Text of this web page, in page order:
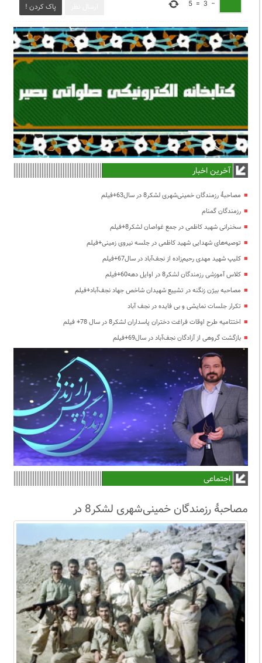
پاک کردن ! −
3
=
5
آخرین اخبار
مصاحبۀ رزمندگان خمینی‌شهری لشکر8 در سال63+فیلم
رزمندگان گمنام
سخنرانی شهید کاظمی در جمع غواصان لشکر8+فیلم
توصیه‌های شهدایی شهید کاظمی در جلسه نیروی زمینی+فیلم
کلیپ شهید مهدی رحیم‌زاده از نجف‌آباد در سال67+فیلم
کلاس آموزشی رزمندگان لشکر8 در اوایل دهه60+فیلم
مصاحبه بیژن زنگنه در تشییع شهیدان شاخص جهاد نجف‌آباد+فیلم
تکرار جلسات نمایشی و بی فایده در نجف آباد
اختتامیه طرح اوقات فراغت دختران پاسداران لشکر8 در سال 78+ فیلم
بازگشت گروهی از آزادگان نجف‌آباد در سال69+فیلم
اجتماعی
مصاحبۀ رزمندگان خمینی‌شهری لشکر8 در
سال63+فیلم